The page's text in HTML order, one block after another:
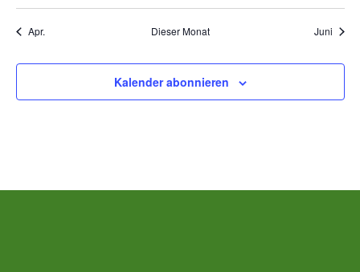
Apr. Dieser Monat Juni
Kalender abonnieren